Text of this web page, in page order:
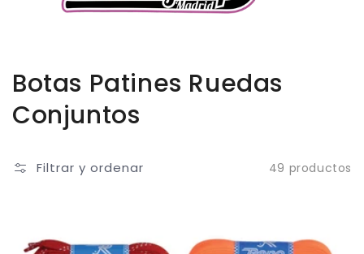
Colección:
Botas Patines Ruedas
Conjuntos
Filtrar y ordenar 49 productos